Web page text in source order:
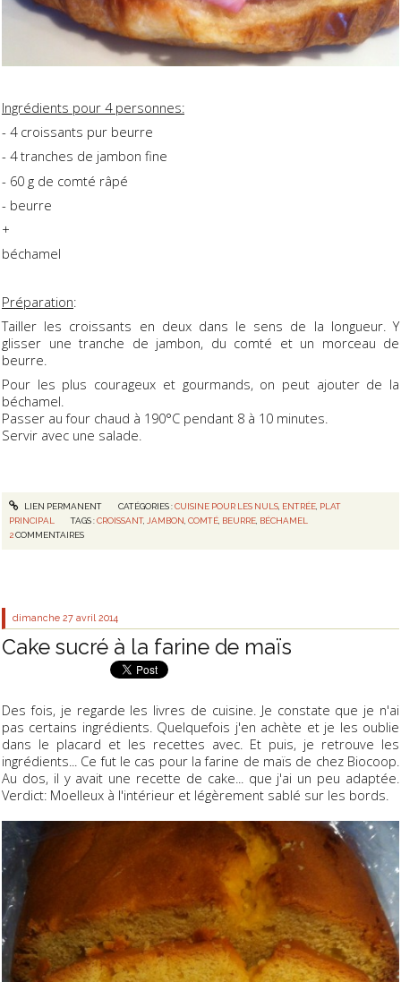
Ingrédients pour 4 personnes:
- 4 croissants pur beurre
- 4 tranches de jambon fine
- 60 g de comté râpé
- beurre
+
béchamel
Préparation:
Tailler les croissants en deux dans le sens de la longueur. Y
glisser une tranche de jambon, du comté et un morceau de
beurre.
Pour les plus courageux et gourmands, on peut ajouter de la
béchamel.
Passer au four chaud à 190°C pendant 8 à 10 minutes.
Servir avec une salade.
LIEN PERMANENT CATÉGORIES :CUISINE POUR LES NULS, ENTRÉE, PLAT
PRINCIPAL
TAGS :CROISSANT, JAMBON ,COMTÉ BEURRE BÉCHAMEL
2COMMENTAIRES
dimanche 27 avril 2014
Cake sucré à la farine de maïs
Des fois, je regarde les livres de cuisine. Je constate que je n'ai
pas certains ingrédients. Quelquefois j'en achète et je les oublie
dans le placard et les recettes avec. Et puis, je retrouve les
ingrédients... Ce fut le cas pour la farine de maïs de chez Biocoop.
Au dos, il y avait une recette de cake... que j'ai un peu adaptée.
Verdict: Moelleux à l'intérieur et légèrement sablé sur les bords.